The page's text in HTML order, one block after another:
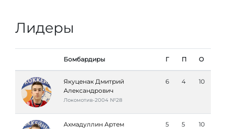
Лидеры
Бомбардиры Г П О
Якуценак Дмитрий
Александрович
Локомотив-2004 №28
6 4 10
Ахмадуллин Артем
5 5 10